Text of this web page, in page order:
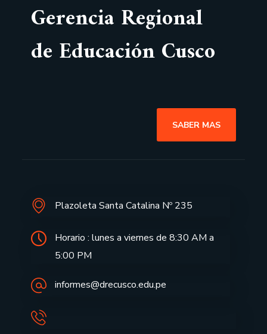
Gerencia Regional
de Educación Cusco
SABER MAS
Plazoleta Santa Catalina Nº 235
Horario : lunes a viernes de 8:30 AM a
5:00 PM
informes@drecusco.edu.pe